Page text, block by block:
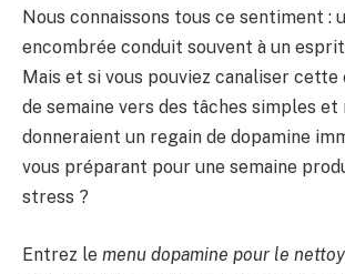
Nous connaissons tous ce sentiment :
encombrée conduit souvent à un
Mais et si vous pouviez canaliser
de semaine vers des tâches simples et
donneraient un regain de dopamine
vous préparant pour une semaine
stress ?
Entrez le menu dopamine pour le